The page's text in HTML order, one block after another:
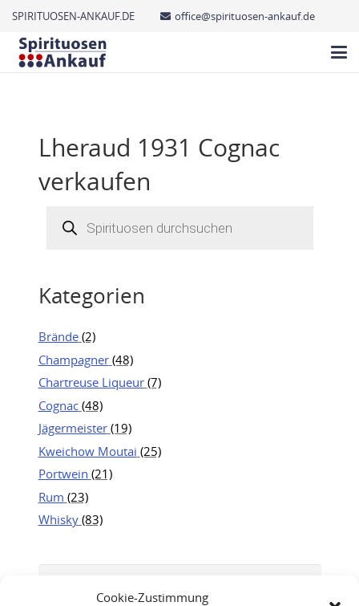
Cookie-Zustimmung
SPIRITUOSEN-ANKAUF.DE office@spirituosen-ankauf.de
Lheraud 1931 Cognac
verkaufen
search
Kategorien
Brände (2)
Champagner (48)
Chartreuse Liqueur (7)
Cognac (48)
Jägermeister (19)
Kweichow Moutai (25)
Portwein (21)
Rum (23)
Whisky (83)